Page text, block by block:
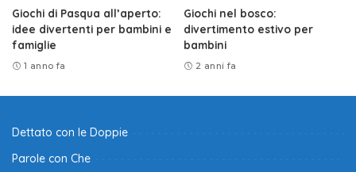
Giochi di Pasqua all’aperto:
idee divertenti per bambini e
famiglie
1 anno fa
Giochi nel bosco:
divertimento estivo per
bambini
2 anni fa
Dettato con le Doppie
Parole con Che